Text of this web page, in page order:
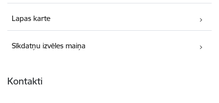
Lapas karte
Sīkdatņu izvēles maiņa
Kontakti